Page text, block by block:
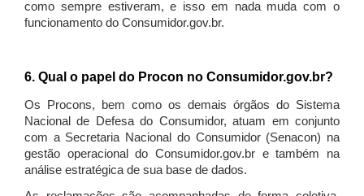
como sempre estiveram, e isso em nada muda com o
funcionamento do Consumidor.gov.br.
6. Qual o papel do Procon no Consumidor.gov.br?
Os Procons, bem como os demais órgãos do Sistema
Nacional de Defesa do Consumidor, atuam em conjunto
com a Secretaria Nacional do Consumidor (Senacon) na
gestão operacional do Consumidor.gov.br e também na
análise estratégica de sua base de dados.